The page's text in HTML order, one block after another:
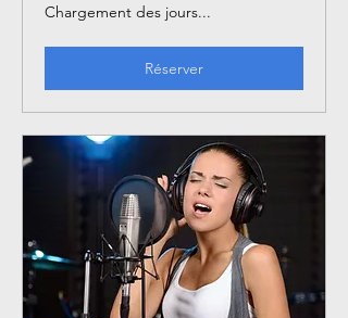
Chargement des jours...
Réserver